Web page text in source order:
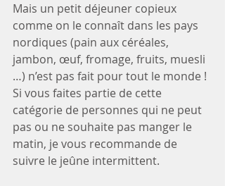
Mais un petit déjeuner copieux
comme on le connaît dans les pays
nordiques (pain aux céréales,
jambon, œuf, fromage, fruits, muesli
…) n’est pas fait pour tout le monde !
Si vous faites partie de cette
catégorie de personnes qui ne peut
pas ou ne souhaite pas manger le
matin, je vous recommande de
suivre le jeûne intermittent.